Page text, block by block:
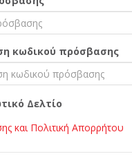
κωδικού πρόσβασης
Δελτίο
και Πολιτική Απορρήτου